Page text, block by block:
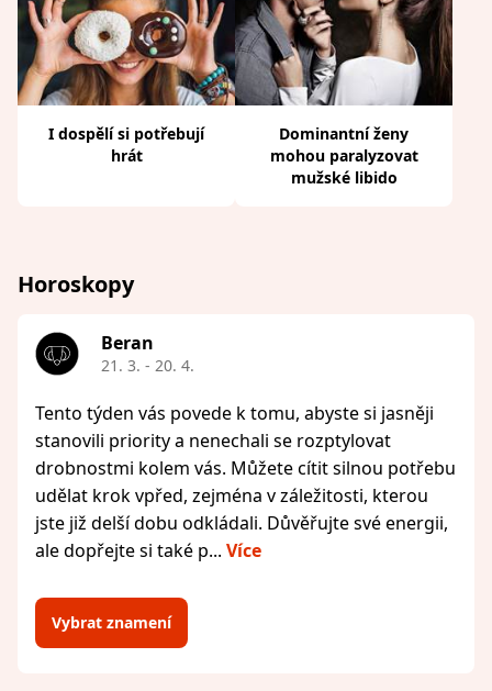
I dospělí si potřebují
hrát
Dominantní ženy
mohou paralyzovat
mužské libido
Horoskopy
Beran
21. 3. - 20. 4.
Tento týden vás povede k tomu, abyste si jasněji
stanovili priority a nenechali se rozptylovat
drobnostmi kolem vás. Můžete cítit silnou potřebu
udělat krok vpřed, zejména v záležitosti, kterou
jste již delší dobu odkládali. Důvěřujte své energii,
ale dopřejte si také p... Více
Vybrat znamení